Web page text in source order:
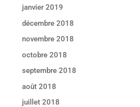
janvier 2019
décembre 2018
novembre 2018
octobre 2018
septembre 2018
août 2018
juillet 2018